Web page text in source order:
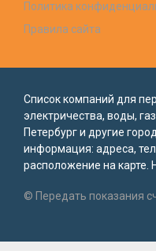
Политика
Правила сайта
Список компаний для
электричества, воды,
Петербург и другие
информация: адреса,
расположение на карте.
© Передать показания